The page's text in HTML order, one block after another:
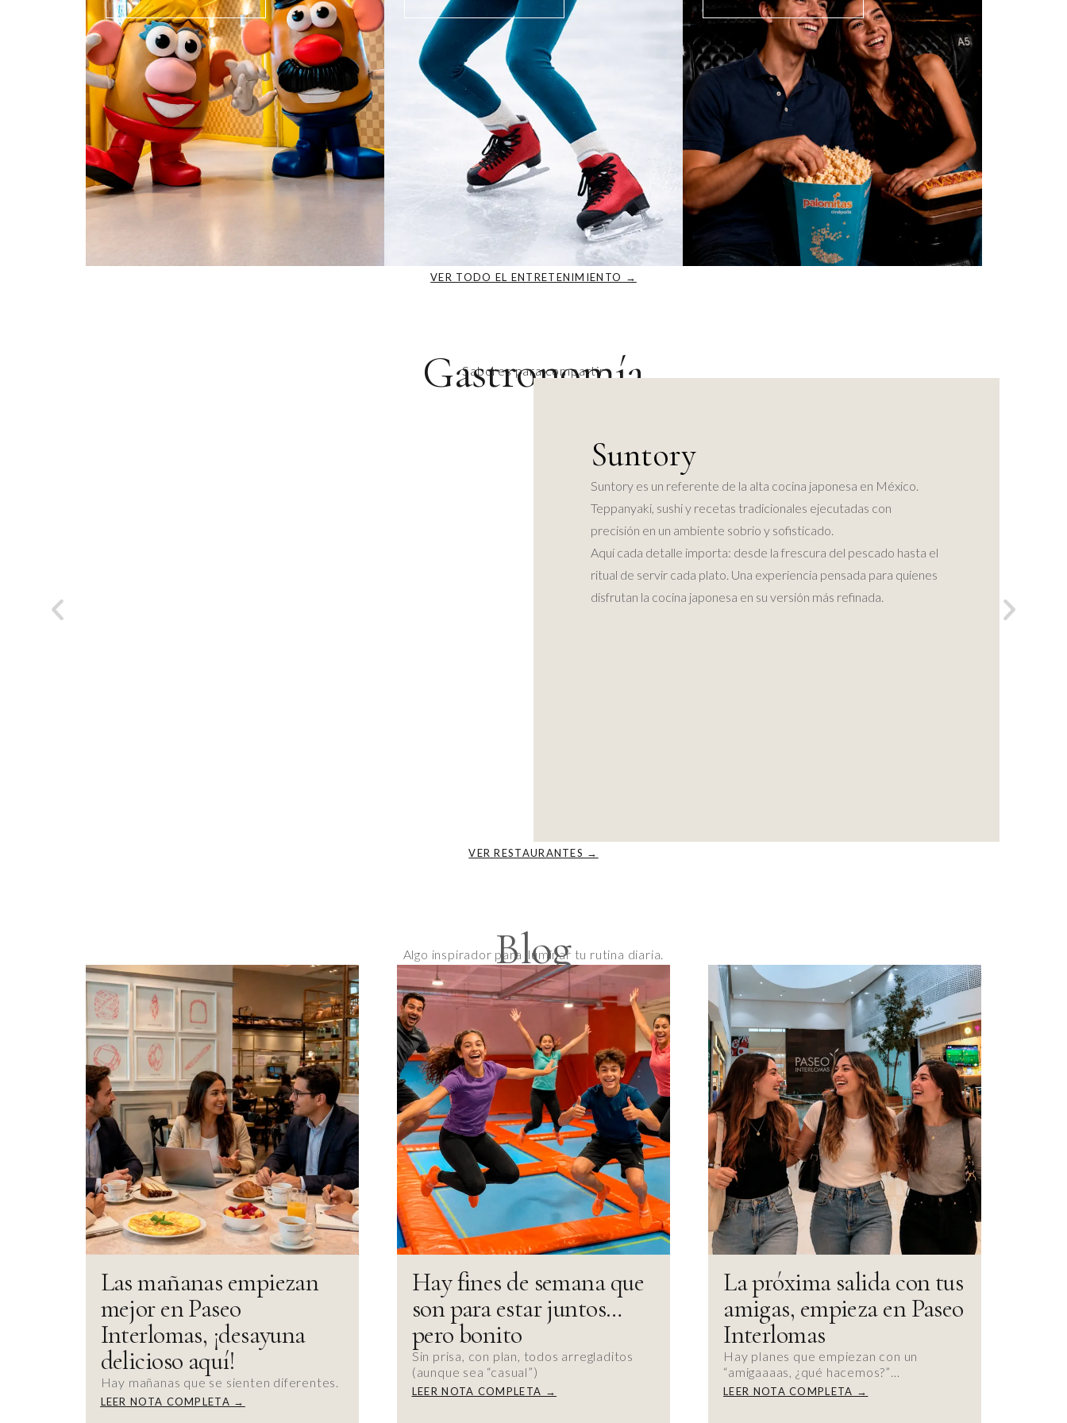
VER TODO EL ENTRETENIMIENTO →
Gastronomía
Sabores para compartir
Suntory
Suntory es un referente de la alta cocina japonesa en México.
Teppanyaki, sushi y recetas tradicionales ejecutadas con
precisión en un ambiente sobrio y sofisticado.
Aquí cada detalle importa: desde la frescura del pescado hasta el
ritual de servir cada plato. Una experiencia pensada para quienes
disfrutan la cocina japonesa en su versión más refinada.
VER RESTAURANTES →
Blog
Algo inspirador para iluminar tu rutina diaria.
Las mañanas empiezan
mejor en Paseo
Interlomas, ¡desayuna
delicioso aquí!
Hay mañanas que se sienten diferentes.
LEER NOTA COMPLETA →
Hay fines de semana que
son para estar juntos…
pero bonito
Sin prisa, con plan, todos arregladitos
(aunque sea “casual”)
LEER NOTA COMPLETA →
La próxima salida con tus
amigas, empieza en Paseo
Interlomas
Hay planes que empiezan con un
“amigaaaas, ¿qué hacemos?”…
LEER NOTA COMPLETA →